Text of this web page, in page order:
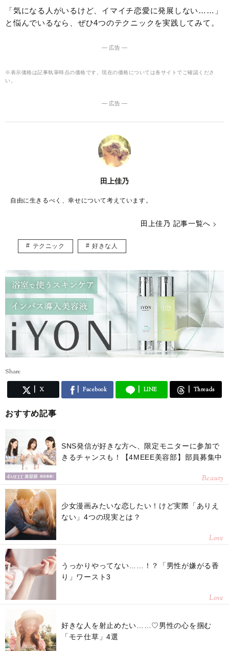
「気になる人がいるけど、イマイチ恋愛に発展しない……」
と悩んでいるなら、ぜひ4つのテクニックを実践してみて。
― 広告 ―
※表示価格は記事執筆時点の価格です。現在の価格については各サイトでご確認くださ
い。
― 広告 ―
田上佳乃
自由に生きるべく、幸せについて考えています。
田上佳乃 記事一覧へ
テクニック 好きな人
Share
X Facebook LINE Threads
おすすめ記事
SNS発信が好きな方へ、限定モニターに参加で
きるチャンスも！【4MEEE美容部】部員募集中
Beauty
少女漫画みたいな恋したい！けど実際「ありえ
ない」4つの現実とは？
Love
うっかりやってない……！？「男性が嫌がる香
り」ワースト3
Love
好きな人を射止めたい……♡男性の心を掴む
「モテ仕草」4選